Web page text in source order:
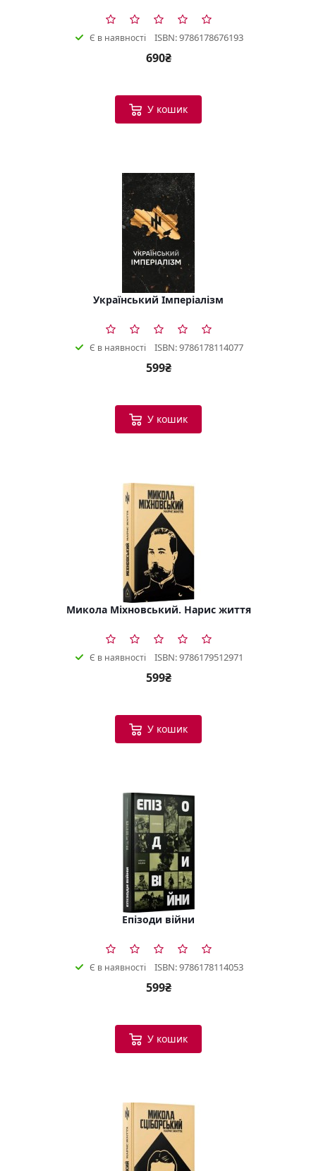
Є в наявності ISBN: 9786178676193
690₴
У кошик
Український Імперіалізм
Є в наявності ISBN: 9786178114077
599₴
У кошик
Микола Міхновський. Нарис життя
Є в наявності ISBN: 9786179512971
599₴
У кошик
Епізоди війни
Є в наявності ISBN: 9786178114053
599₴
У кошик